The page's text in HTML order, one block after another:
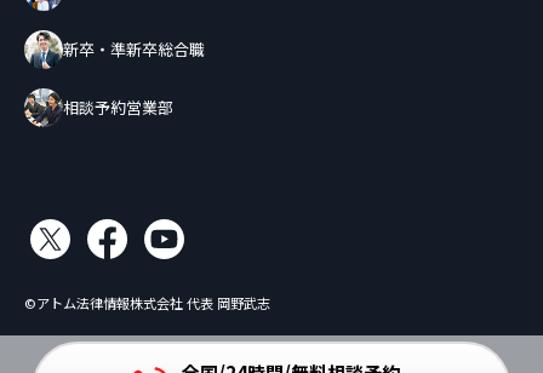
新卒・準新卒総合職
相談予約営業部
©アトム法律情報株式会社 代表 岡野武志